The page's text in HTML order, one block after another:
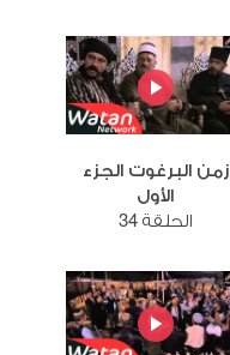
زمن البرغوت الجزء
الأول
الحلقة 34